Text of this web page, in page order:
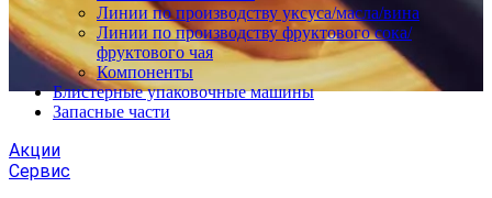
Линии по производству уксуса/масла/вина
Линии по производству фруктового сока/
фруктового чая
Компоненты
Блистерные упаковочные машины
Запасные части
Акции
Сервис